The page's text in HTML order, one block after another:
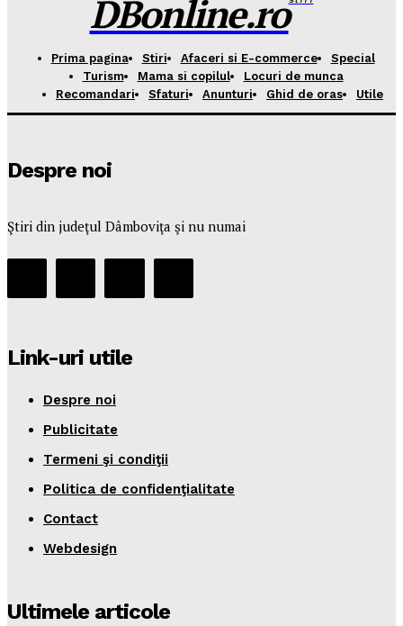
DBonline.ro
Prima pagina Stiri Afaceri si E-commerce
Special
Turism
Mama si copilul
Locuri de munca
Recomandari
Sfaturi Anunturi Ghid de oras Utile
Despre noi
Ştiri din judeţul Dâmboviţa şi nu numai
Link-uri utile
Despre noi
Publicitate
Termeni şi condiţii
Politica de confidenţialitate
Contact
Webdesign
Ultimele articole